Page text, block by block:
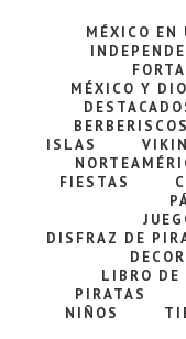
MÉXICO EN
MÉXICO Y
BERBERISCOS
ISLAS
FIESTAS
DISFRAZ DE
LIBRO DE
PIRATAS
NIÑOS